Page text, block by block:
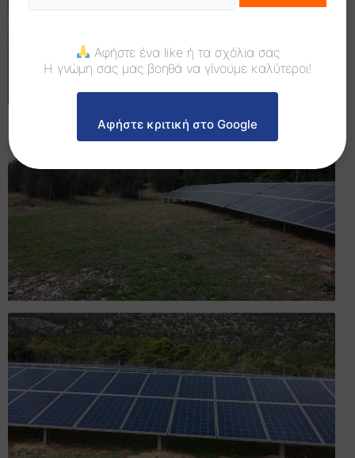
Αφήστε ένα like ή τα σχόλια σας
Η γνώμη σας μας βοηθά να γίνουμε καλύτεροι!
Αφήστε κριτική στο Google